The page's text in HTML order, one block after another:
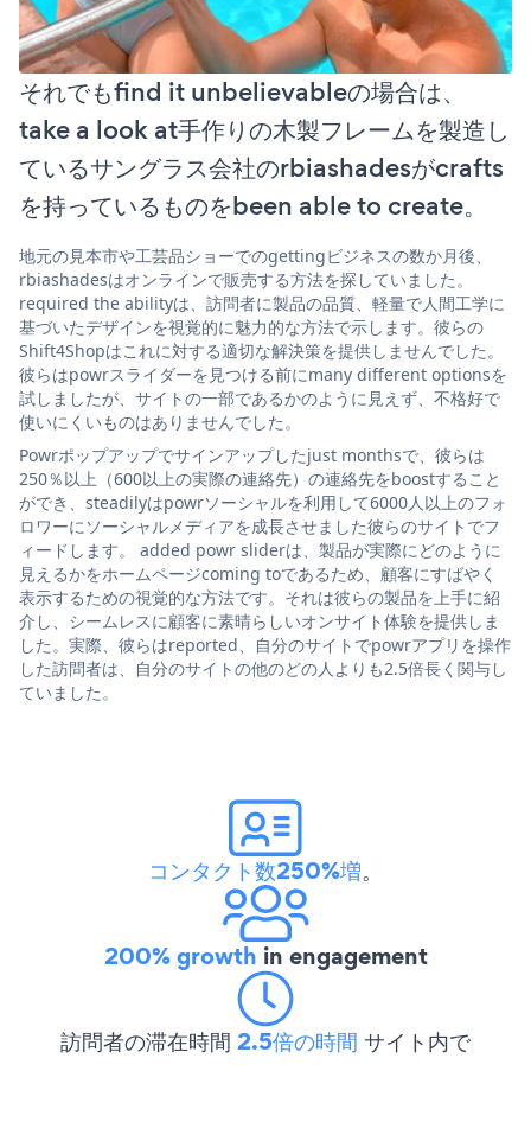
それでもfind it unbelievableの場合は、
take a look at手作りの木製フレームを製造し
ているサングラス会社のrbiashadesがcrafts
を持っているものをbeen able to create。
地元の見本市や工芸品ショーでのgettingビジネスの数か月後、
rbiashadesはオンラインで販売する方法を探していました。
required the abilityは、訪問者に製品の品質、軽量で人間工学に
基づいたデザインを視覚的に魅力的な方法で示します。彼らの
Shift4Shopはこれに対する適切な解決策を提供しませんでした。
彼らはpowrスライダーを見つける前にmany different optionsを
試しましたが、サイトの一部であるかのように見えず、不格好で
使いにくいものはありませんでした。
Powrポップアップでサインアップしたjust monthsで、彼らは
250％以上（600以上の実際の連絡先）の連絡先をboostすること
ができ、steadilyはpowrソーシャルを利用して6000人以上のフォ
ロワーにソーシャルメディアを成長させました彼らのサイトでフ
ィードします。 added powr sliderは、製品が実際にどのように
見えるかをホームページcoming toであるため、顧客にすばやく
表示するための視覚的な方法です。それは彼らの製品を上手に紹
介し、シームレスに顧客に素晴らしいオンサイト体験を提供しま
した。実際、彼らはreported、自分のサイトでpowrアプリを操作
した訪問者は、自分のサイトの他のどの人よりも2.5倍長く関与し
ていました。
コンタクト数250%増。
200% growth in engagement
訪問者の滞在時間 2.5倍の時間 サイト内で